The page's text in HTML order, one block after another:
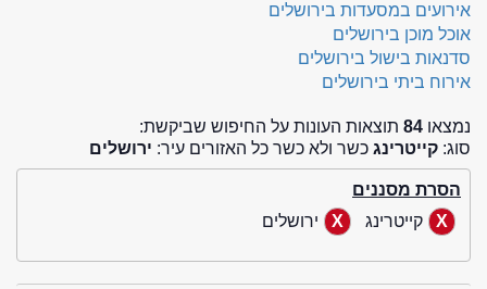
אירועים במסעדות בירושלים
אוכל מוכן בירושלים
סדנאות בישול בירושלים
אירוח ביתי בירושלים
נמצאו 84 תוצאות העונות על החיפוש שביקשת:
סוג: קייטרינג כשר ולא כשר כל האזורים עיר: ירושלים
הסרת מסננים
קייטרינג
ירושלים